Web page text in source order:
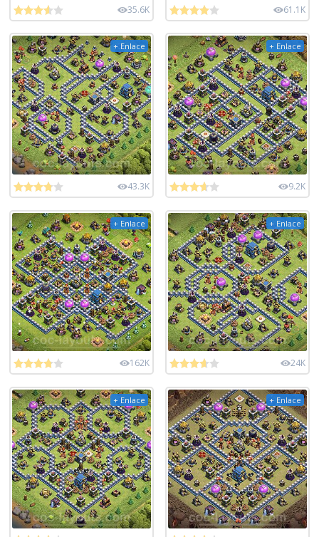
35.6K 61.1K
+ Enlace
43.3K
+ Enlace
9.2K
+ Enlace
162K
+ Enlace
24K
+ Enlace + Enlace